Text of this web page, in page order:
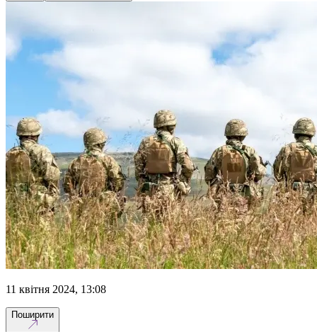
11 квітня 2024, 13:08
Поширити